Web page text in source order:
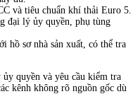
và tiêu chuẩn khí thải Euro 5.
đại lý ủy quyền, phụ tùng
hồ sơ nhà sản xuất, có thể tra
quyền và yêu cầu kiểm tra
kênh không rõ nguồn gốc dù